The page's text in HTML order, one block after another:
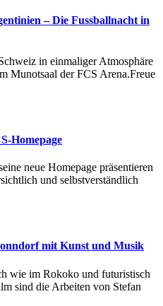
– Die Fussballnacht in
in einmaliger Atmosphäre
Munotsaal der FCS Arena.Freue
Homepage
neue Homepage präsentieren
und selbstverständlich
mit Kunst und Musik
wie im Rokoko und futuristisch
sind die Arbeiten von Stefan